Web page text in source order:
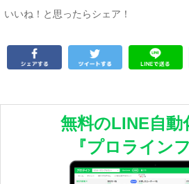
いいね！と思ったらシェア！
無料のLINE自動
『プロライン